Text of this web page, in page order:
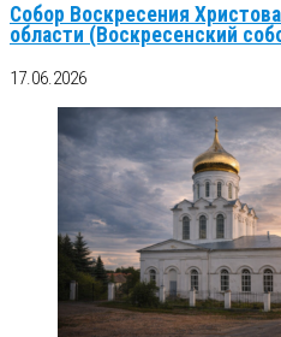
Собор Воскресения
области (Воскресенский
17.06.2026